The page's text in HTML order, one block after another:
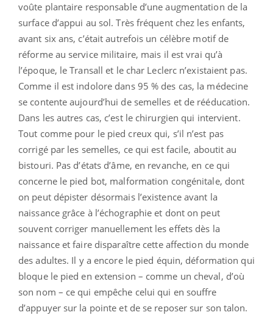
voûte plantaire responsable d’une augmentation de la
surface d’appui au sol. Très fréquent chez les enfants,
avant six ans, c’était autrefois un célèbre motif de
réforme au service militaire, mais il est vrai qu’à
l’époque, le Transall et le char Leclerc n’existaient pas.
Comme il est indolore dans 95 % des cas, la médecine
se contente aujourd’hui de semelles et de rééducation.
Dans les autres cas, c’est le chirurgien qui intervient.
Tout comme pour le pied creux qui, s’il n’est pas
corrigé par les semelles, ce qui est facile, aboutit au
bistouri. Pas d’états d’âme, en revanche, en ce qui
concerne le pied bot, malformation congénitale, dont
on peut dépister désormais l’existence avant la
naissance grâce à l’échographie et dont on peut
souvent corriger manuellement les effets dès la
naissance et faire disparaître cette affection du monde
des adultes. Il y a encore le pied équin, déformation qui
bloque le pied en extension – comme un cheval, d’où
son nom – ce qui empêche celui qui en souffre
d’appuyer sur la pointe et de se reposer sur son talon.